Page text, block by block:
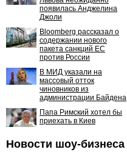
появилась Анджелина
Джоли
Bloomberg рассказал о
содержании нового
пакета санкций ЕС
против России
В МИД указали на
массовый отток
чиновников из
администрации Байдена
Папа Римский хотел бы
приехать в Киев
Новости шоу-бизнеса